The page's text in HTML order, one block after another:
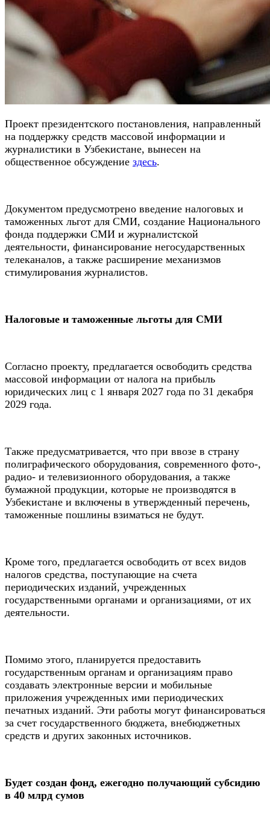
Проект президентского постановления, направленный
на поддержку средств массовой информации и
журналистики в Узбекистане, вынесен на
общественное обсуждение здесь.
Документом предусмотрено введение налоговых и
таможенных льгот для СМИ, создание Национального
фонда поддержки СМИ и журналистской
деятельности, финансирование негосударственных
телеканалов, а также расширение механизмов
стимулирования журналистов.
Налоговые и таможенные льготы для СМИ
Согласно проекту, предлагается освободить средства
массовой информации от налога на прибыль
юридических лиц с 1 января 2027 года по 31 декабря
2029 года.
Также предусматривается, что при ввозе в страну
полиграфического оборудования, современного фото-,
радио- и телевизионного оборудования, а также
бумажной продукции, которые не производятся в
Узбекистане и включены в утвержденный перечень,
таможенные пошлины взиматься не будут.
Кроме того, предлагается освободить от всех видов
налогов средства, поступающие на счета
периодических изданий, учрежденных
государственными органами и организациями, от их
деятельности.
Помимо этого, планируется предоставить
государственным органам и организациям право
создавать электронные версии и мобильные
приложения учрежденных ими периодических
печатных изданий. Эти работы могут финансироваться
за счет государственного бюджета, внебюджетных
средств и других законных источников.
Будет создан фонд, ежегодно получающий субсидию
в 40 млрд сумов